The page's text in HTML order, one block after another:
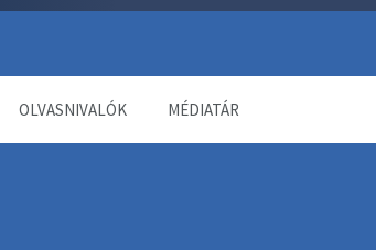
OLVASNIVALÓK MÉDIATÁR